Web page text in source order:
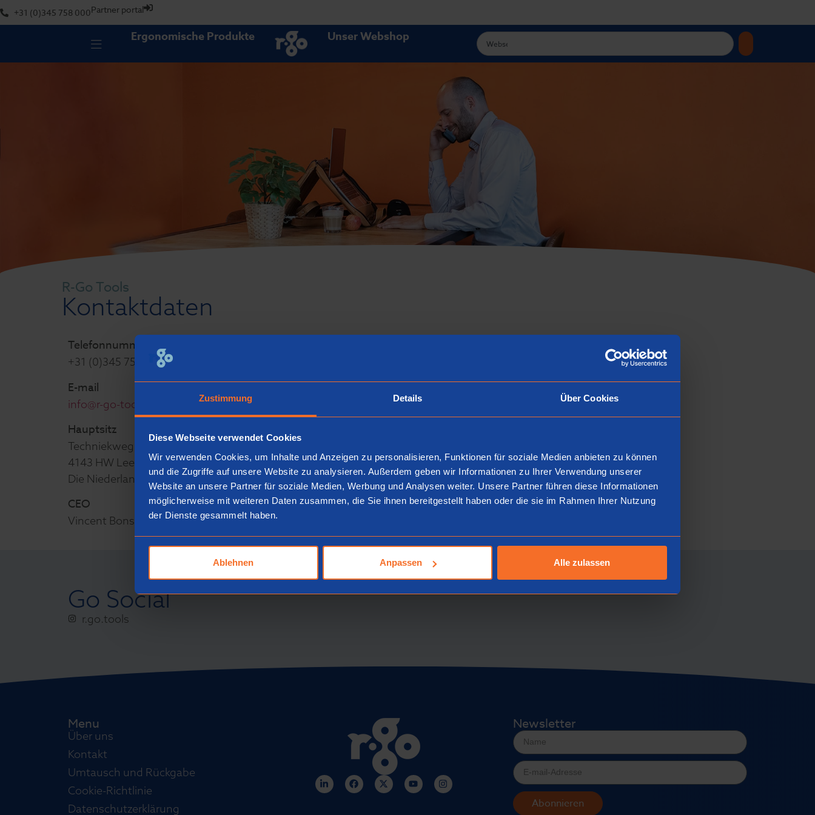
Zustimmung Details Über Cookies
Diese Webseite verwendet Cookies
Wir verwenden Cookies, um Inhalte und Anzeigen zu personalisieren, Funktionen für soziale Medien anbieten zu können
und die Zugriffe auf unsere Website zu analysieren. Außerdem geben wir Informationen zu Ihrer Verwendung unserer
Website an unsere Partner für soziale Medien, Werbung und Analysen weiter. Unsere Partner führen diese Informationen
möglicherweise mit weiteren Daten zusammen, die Sie ihnen bereitgestellt haben oder die sie im Rahmen Ihrer Nutzung
der Dienste gesammelt haben.
Ablehnen Anpassen Alle zulassen
+31 (0)345 758 000Partner portal
Ergonomische Produkte Unser Webshop
R-Go Tools
Kontaktdaten
Telefonnummer
+31 (0)345 758 000
E-mail
info@r-go-tools.com
Hauptsitz
Techniekweg 15
4143 HW Leerdam
Die Niederlande
CEO
Vincent Bons
Umsatzsteuer-Identifikationsnummer
DE367509037
BIC/SWIFT: RABONL2U
Bank (NUR USA)
77722200221139285
Go Social
r.go.tools
Menu
Über uns
Kontakt
Umtausch und Rückgabe
Cookie-Richtlinie
Datenschutzerklärung
Newsletter
Abonnieren